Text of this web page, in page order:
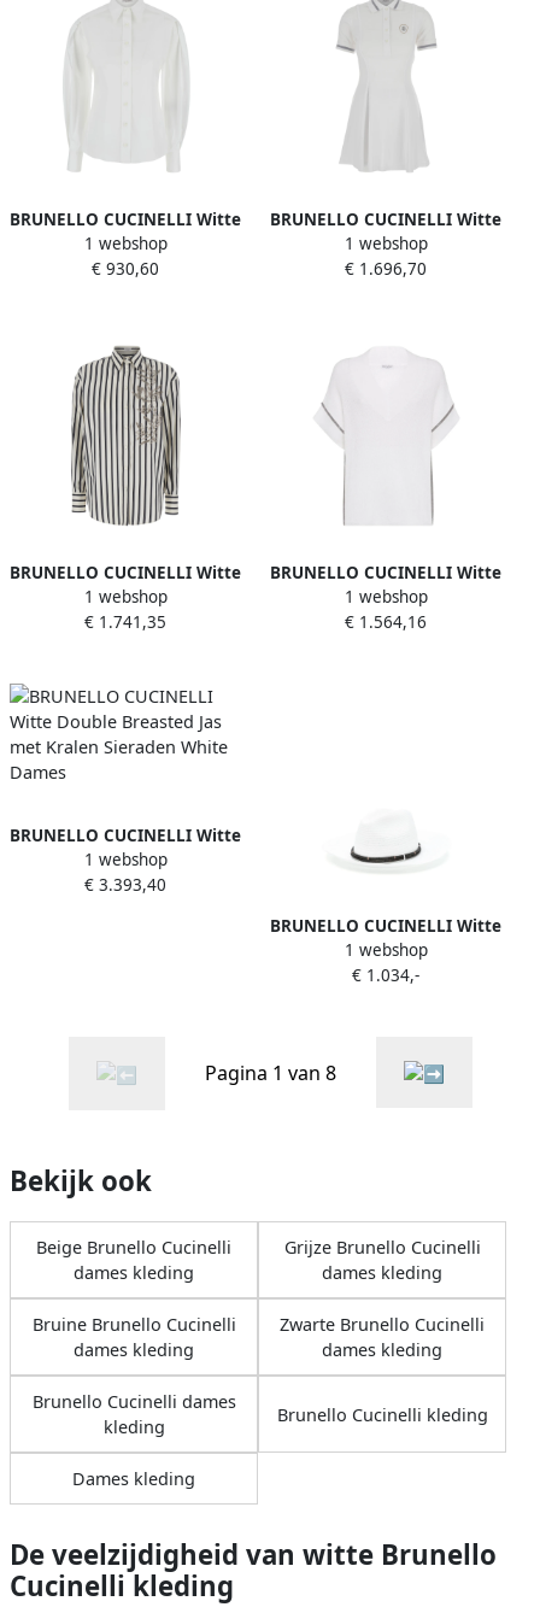
BRUNELLO CUCINELLI Witte
Overhemd Puntkraag
Lange Mouwen White
1 webshop
€ 930,60
BRUNELLO CUCINELLI Witte
Jurk met Logo Borduursel
en Wijd Uitlopend Ontwerp
1 webshop
€ 1.696,70
BRUNELLO CUCINELLI Witte
Bloemen Overhemd White
Dames
1 webshop
€ 1.741,35
BRUNELLO CUCINELLI Witte
V-hals Trui Gebreide kleding
Ss25 White Dames
1 webshop
€ 1.564,16
BRUNELLO CUCINELLI Witte
Double Breasted Jas met
Kralen Sieraden White
1 webshop
€ 3.393,40
BRUNELLO CUCINELLI Witte
brede randpet White
Dames
1 webshop
€ 1.034,-
Pagina 1 van 8
Bekijk ook
Beige Brunello Cucinelli
dames kleding
Grijze Brunello Cucinelli
dames kleding
Bruine Brunello Cucinelli
dames kleding
Zwarte Brunello Cucinelli
dames kleding
Brunello Cucinelli dames
kleding
Brunello Cucinelli kleding
Dames kleding
De veelzijdigheid van witte Brunello
Cucinelli kleding